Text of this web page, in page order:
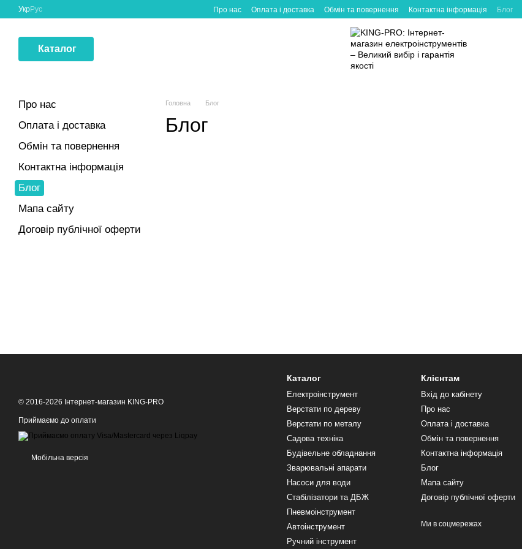
Перейти до основного контенту
УкрРус Про нас Оплата і доставка Обмін та повернення Контактна інформація Блог
Каталог
Головна Блог
Блог
Про нас
Оплата і доставка
Обмін та повернення
Контактна інформація
Блог
Мапа сайту
Договір публічної оферти
© 2016-2026 Інтернет-магазин KING-PRO
Приймаємо до оплати
Мобільна версія
Каталог
Електроінструмент
Верстати по дереву
Верстати по металу
Садова техніка
Будівельне обладнання
Зварювальні апарати
Насоси для води
Стабілізатори та ДБЖ
Пневмоінструмент
Автоінструмент
Ручний інструмент
Клієнтам
Вхід до кабінету
Про нас
Оплата і доставка
Обмін та повернення
Контактна інформація
Блог
Мапа сайту
Договір публічної оферти
Ми в соцмережах